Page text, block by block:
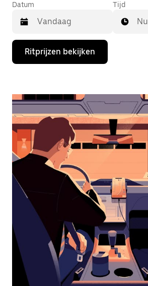
Datum
Druk
de
de
te
openen
een
datum
te
selecteren.
Druk
Escape
agenda
te
sluiten.
Tijd
Nu
Ritprijzen bekijken